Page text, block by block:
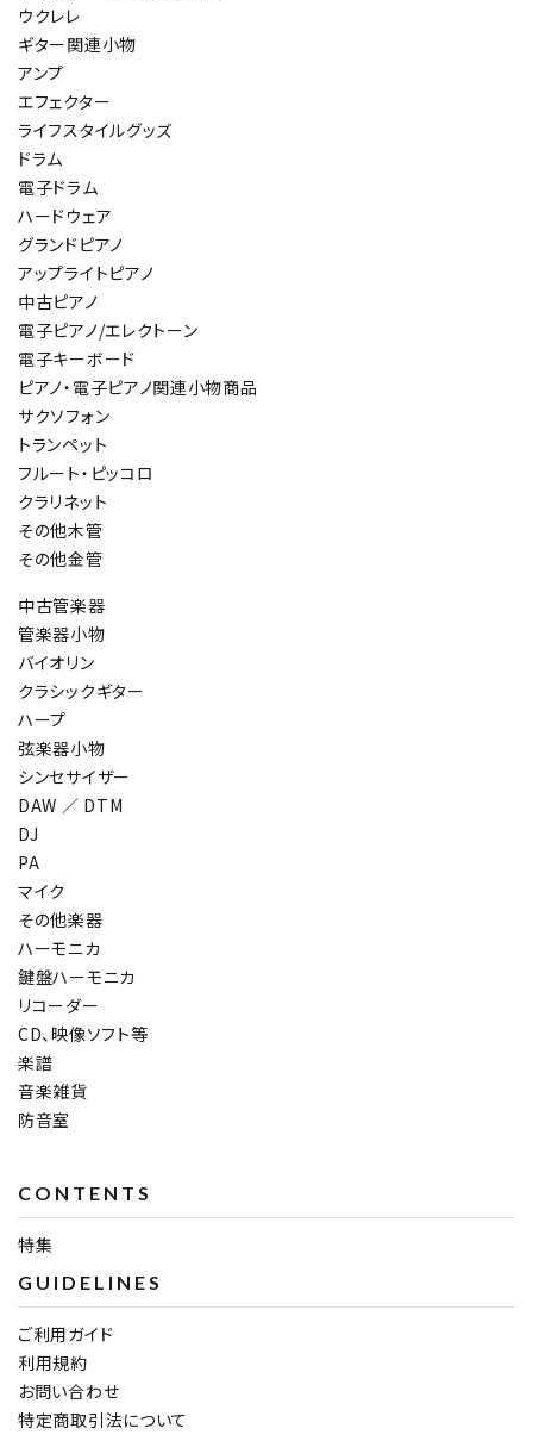
ウクレレ
ギター関連小物
アンプ
エフェクター
ライフスタイルグッズ
ドラム
電子ドラム
ハードウェア
グランドピアノ
アップライトピアノ
中古ピアノ
電子ピアノ/エレクトーン
電子キーボード
ピアノ・電子ピアノ関連小物商品
サクソフォン
トランペット
フルート・ピッコロ
クラリネット
その他木管
その他金管
中古管楽器
管楽器小物
バイオリン
クラシックギター
ハープ
弦楽器小物
シンセサイザー
DAW ／ DTM
DJ
PA
マイク
その他楽器
ハーモニカ
鍵盤ハーモニカ
リコーダー
CD、映像ソフト等
楽譜
音楽雑貨
防音室
CONTENTS
特集
GUIDELINES
ご利用ガイド
利用規約
お問い合わせ
特定商取引法について